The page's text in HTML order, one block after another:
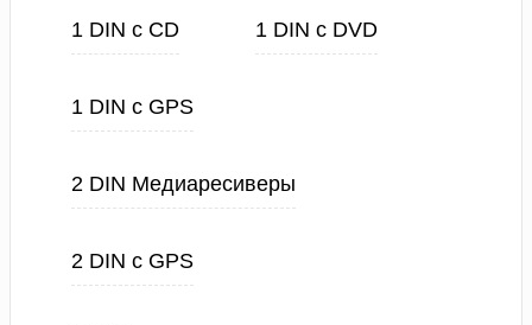
1 DIN с CD 1 DIN с DVD
1 DIN с GPS
2 DIN Медиаресиверы
2 DIN с GPS